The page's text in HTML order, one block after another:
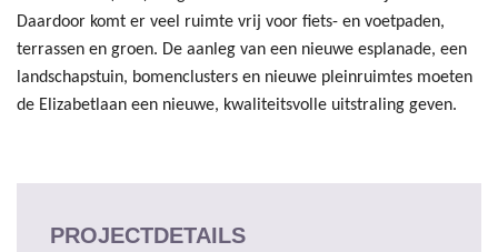
Daardoor komt er veel ruimte vrij voor fiets- en voetpaden,
terrassen en groen. De aanleg van een nieuwe esplanade, een
landschapstuin, bomenclusters en nieuwe pleinruimtes moeten
de Elizabetlaan een nieuwe, kwaliteitsvolle uitstraling geven.
PROJECTDETAILS